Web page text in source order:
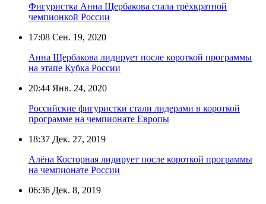
Фигуристка Анна Щербакова стала трёхкратной
чемпионкой России
17:08 Сен. 19, 2020
Анна Щербакова лидирует после короткой программы
на этапе Кубка России
20:44 Янв. 24, 2020
Российские фигуристки стали лидерами в короткой
программе на чемпионате Европы
18:37 Дек. 27, 2019
Алёна Косторная лидирует после короткой программы
на чемпионате России
06:36 Дек. 8, 2019